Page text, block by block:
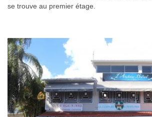
se trouve au premier étage.